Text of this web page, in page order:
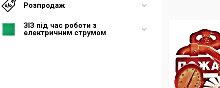
Розпродаж
ЗІЗ під час роботи з
електричним струмом